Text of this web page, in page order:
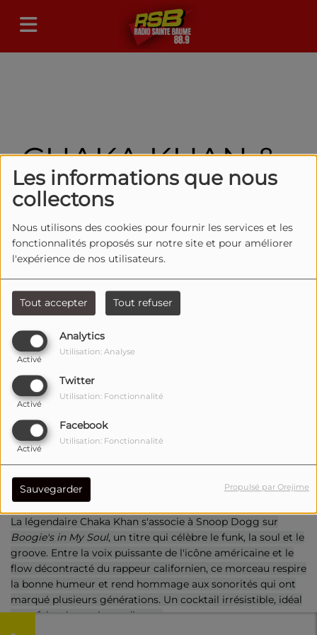
Les informations que nous
collectons
Nous utilisons des cookies pour fournir les services et les
fonctionnalités proposés sur notre site et pour améliorer
l'expérience de nos utilisateurs.
Tout accepter Tout refuser
Analytics
Activé
Utilisation: Analyse
Twitter
Activé
Utilisation: Fonctionnalité
Facebook
Activé
Utilisation: Fonctionnalité
Sauvegarder Propulsé par Orejime
CHAKA KHAN &
SNOOP DOGG –
BOOGIE'S IN MY
SOUL
La légendaire Chaka Khan s'associe à Snoop Dogg sur
Boogie's in My Soul, un titre qui célèbre le funk, la soul et le
groove. Entre la voix puissante de l'icône américaine et le
flow décontracté du rappeur californien, ce morceau respire
la bonne humeur et rend hommage aux sonorités qui ont
marqué plusieurs générations. Un cocktail irrésistible, idéal
pour faire danser les auditeurs.